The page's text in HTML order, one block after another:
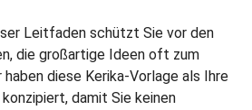
Leitfaden schützt Sie vor den
die großartige Ideen oft zum
haben diese Kerika-Vorlage als Ihre
damit Sie keinen